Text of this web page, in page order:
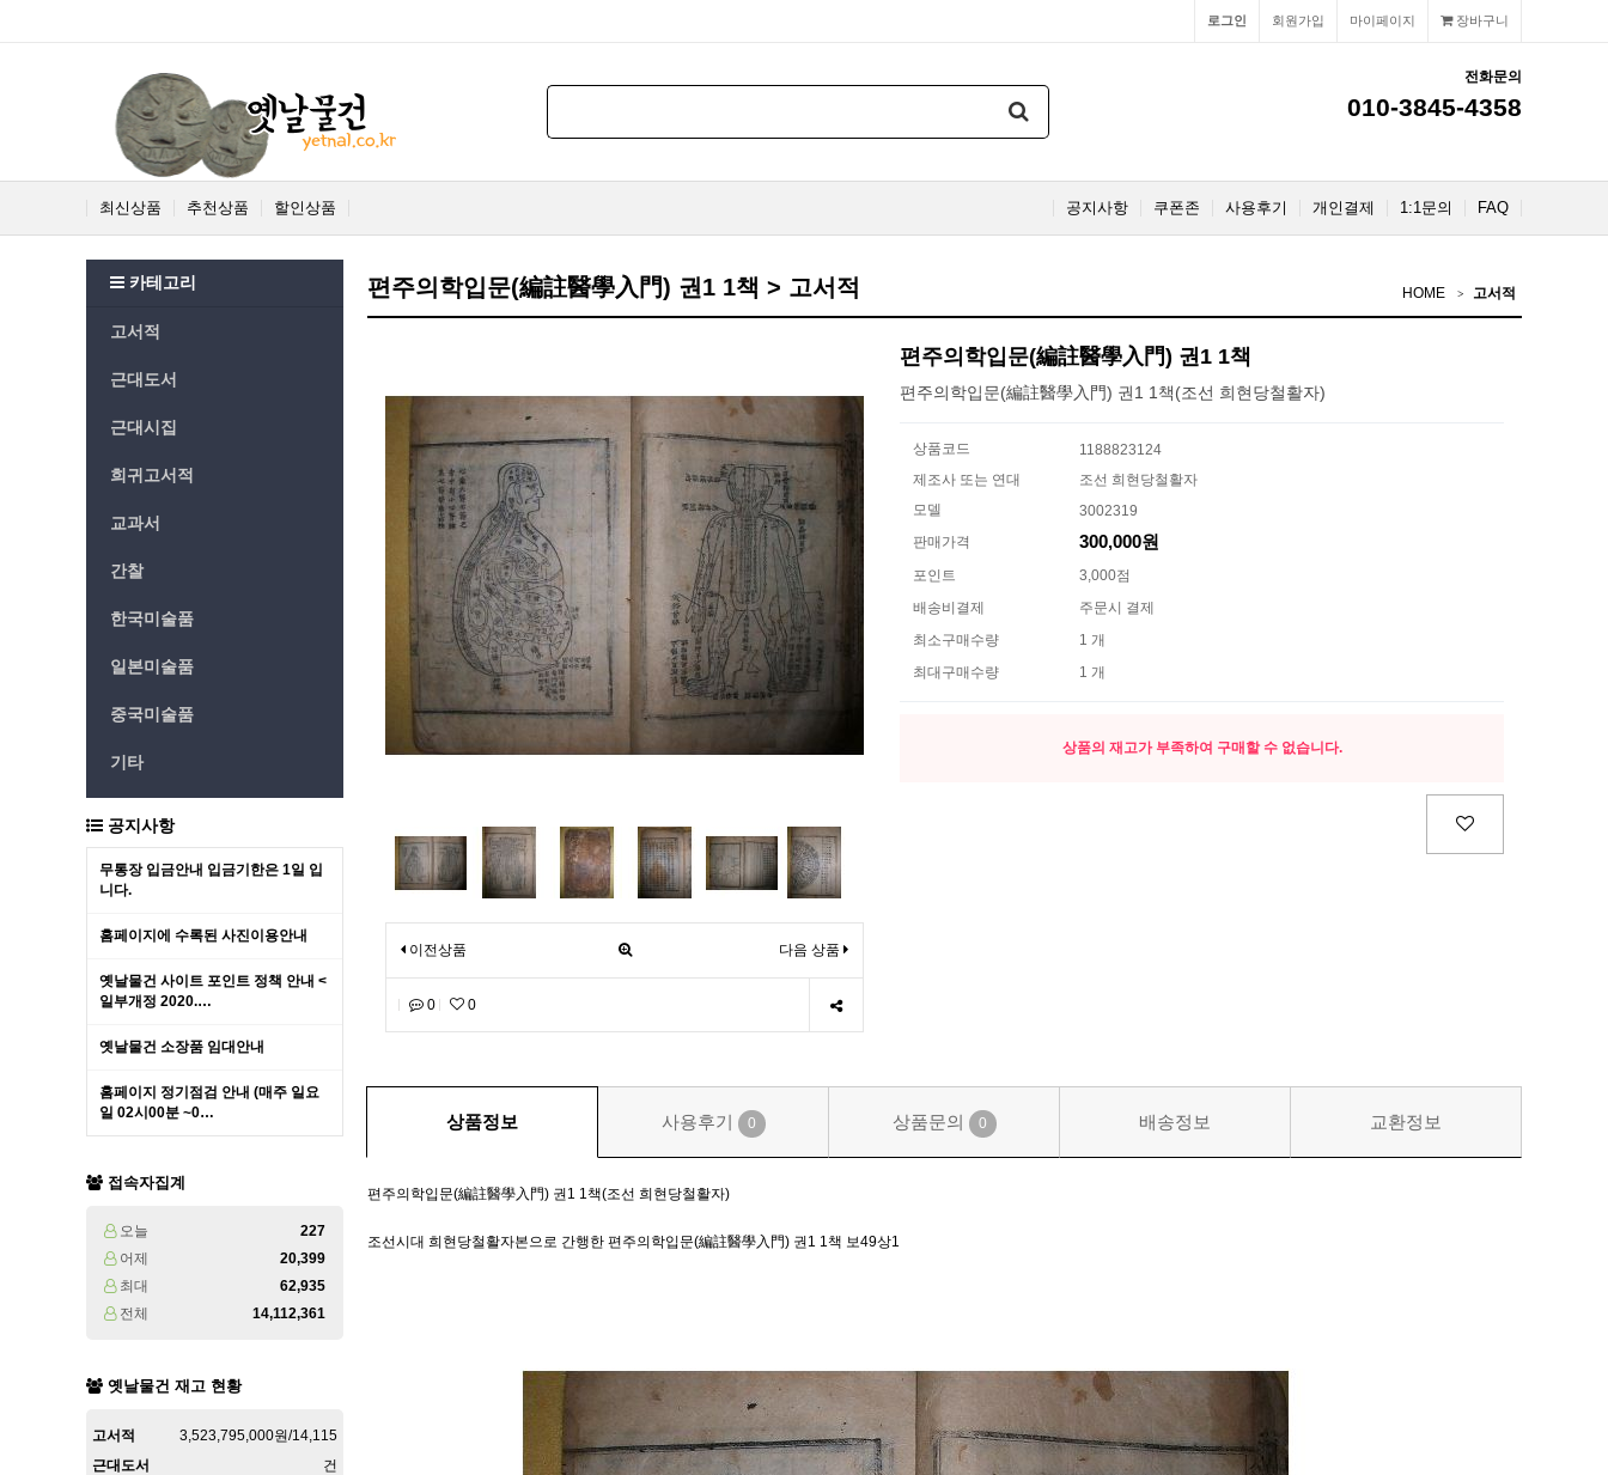
장바구니
마이페이지
회원가입
로그인
전화문의
010-3845-4358
최신상품 추천상품 할인상품 FAQ
1:1문의
개인결제
사용후기
쿠폰존
공지사항
카테고리
고서적
근대도서
근대시집
희귀고서적
교과서
간찰
한국미술품
일본미술품
중국미술품
기타
공지사항
무통장 입금안내 입금기한은 1일 입
니다.
홈페이지에 수록된 사진이용안내
옛날물건 사이트 포인트 정책 안내 <
일부개정 2020.…
옛날물건 소장품 임대안내
홈페이지 정기점검 안내 (매주 일요
일 02시00분 ~0…
접속자집계
오늘
227
어제
20,399
최대
62,935
전체
14,112,361
옛날물건 재고 현황
고서적
3,523,795,000원/14,115
건
근대도서
편주의학입문(編註醫學入門) 권1 1책 > 고서적 HOME 고서적
이전상품 다음 상품
0 0
편주의학입문(編註醫學入門) 권1 1책
편주의학입문(編註醫學入門) 권1 1책(조선 희현당철활자)
상품코드
1188823124
제조사 또는 연대
조선 희현당철활자
모델
3002319
판매가격
300,000원
포인트
3,000점
배송비결제
주문시 결제
최소구매수량
1 개
최대구매수량
1 개
상품의 재고가 부족하여 구매할 수 없습니다.
상품정보 사용후기 0 상품문의 0 배송정보 교환정보
편주의학입문(編註醫學入門) 권1 1책(조선 희현당철활자)
조선시대 희현당철활자본으로 간행한 편주의학입문(編註醫學入門) 권1 1책 보49상1